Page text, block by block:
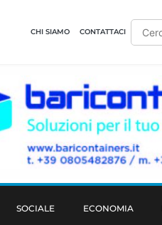
CHI SIAMO CONTATTACI
SOCIALE ECONOMIA